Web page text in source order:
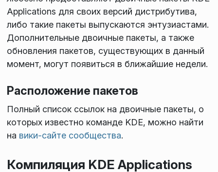
Applications для своих версий дистрибутива,
либо такие пакеты выпускаются энтузиастами.
Дополнительные двоичные пакеты, а также
обновления пакетов, существующих в данный
момент, могут появиться в ближайшие недели.
Расположение пакетов
Полный список ссылок на двоичные пакеты, о
которых известно команде KDE, можно найти
на вики-сайте сообщества.
Компиляция KDE Applications